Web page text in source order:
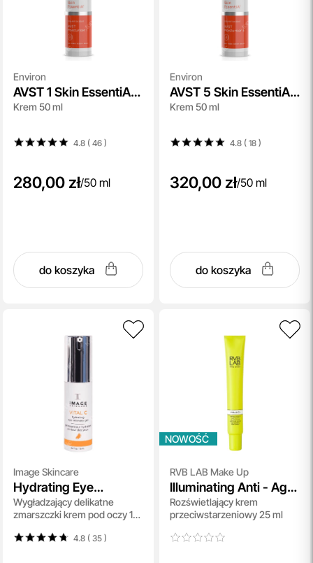
Environ
AVST 1 Skin EssentiA
Cream
Krem 50 ml
4.8 ( 46)
280,00 zł/50 ml
do koszyka
Environ
AVST 5 Skin EssentiA
Cream
Krem 50 ml
4.8 ( 18)
320,00 zł/50 ml
do koszyka
Image Skincare
Hydrating Eye
Recovery Gel
Wygładzający delikatne
zmarszczki krem pod oczy 15
4.8 ( 35)
NOWOŚĆ
RVB LAB Make Up
Illuminating Anti - Age
Cream
Rozświetlający krem
przeciwstarzeniowy 25 ml